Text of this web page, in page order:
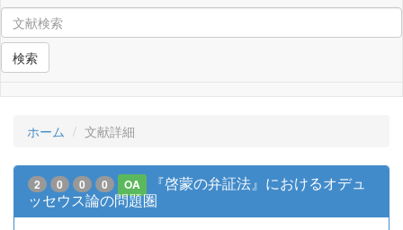
検索
ホーム 文献詳細
2 0 0 0 OA
『啓蒙の弁証法』におけるオデュ
ッセウス論の問題圏